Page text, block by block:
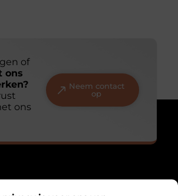
of
ons
ons
Neem contact
op